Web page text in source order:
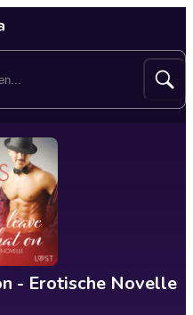
- Erotische Novelle